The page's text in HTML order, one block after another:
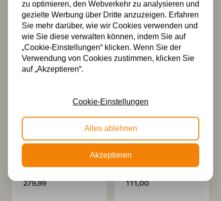
Tiffany
Deckenleuchte
Wyber 58 Flow
329,00
Tiffany
Hängelampe
Wyber -8842
397,00
58cm Wyber
279,99
26cm Wyber
111,00
zu optimieren, den Webverkehr zu analysieren und
gezielte Werbung über Dritte anzuzeigen. Erfahren
Sie mehr darüber, wie wir Cookies verwenden und
wie Sie diese verwalten können, indem Sie auf
„Cookie-Einstellungen“ klicken. Wenn Sie der
Verwendung von Cookies zustimmen, klicken Sie
auf „Akzeptieren“.
Cookie-Einstellungen
Alles ablehnen
Akzeptieren